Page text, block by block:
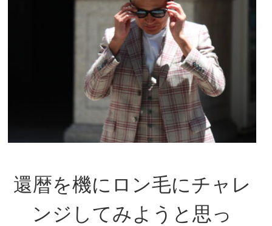
還暦を機にロン毛にチャレ
ンジしてみようと思っ